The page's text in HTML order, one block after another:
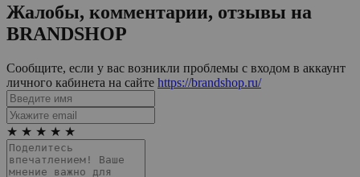
Жалобы, комментарии, отзывы на
BRANDSHOP
Сообщите, если у вас возникли проблемы с входом в аккаунт
личного кабинета на сайте https://brandshop.ru/
★ ★ ★ ★ ★